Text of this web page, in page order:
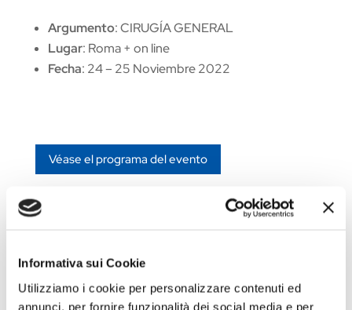
Informativa sui Cookie
Utilizziamo i cookie per personalizzare contenuti ed
annunci, per fornire funzionalità dei social media e per
Argumento: CIRUGÍA GENERAL
Lugar: Roma + on line
Fecha: 24 – 25 Noviembre 2022
Véase el programa del evento